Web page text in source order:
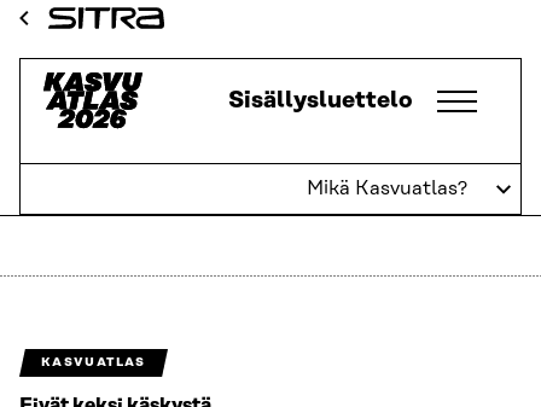
Siirry
sisältöön
Sitra
Kasvuatlas
Mikä Kasvuatlas?
Sisällysluettelo
KASVUATLAS